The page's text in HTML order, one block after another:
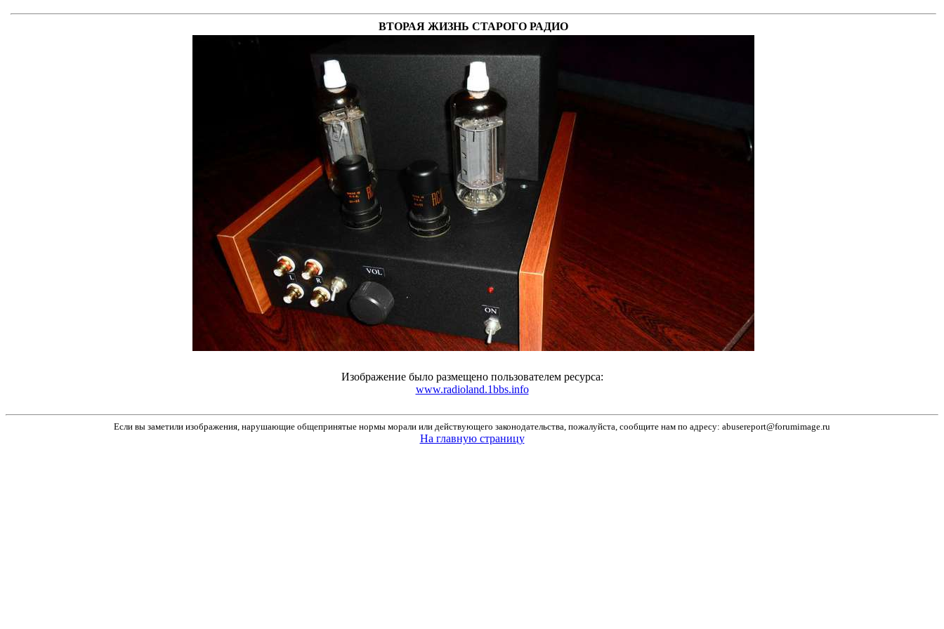
ВТОРАЯ ЖИЗНЬ СТАРОГО РАДИО
Изображение было размещено пользователем ресурса:
www.radioland.1bbs.info
Если вы заметили изображения, нарушающие общепринятые нормы морали или действующего законодательства, пожалуйста, сообщите нам по адресу: abusereport@forumimage.ru
На главную страницу